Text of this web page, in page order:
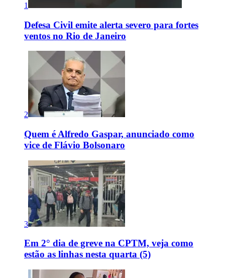
1
Defesa Civil emite alerta severo para fortes
ventos no Rio de Janeiro
2
Quem é Alfredo Gaspar, anunciado como
vice de Flávio Bolsonaro
3
Em 2° dia de greve na CPTM, veja como
estão as linhas nesta quarta (5)